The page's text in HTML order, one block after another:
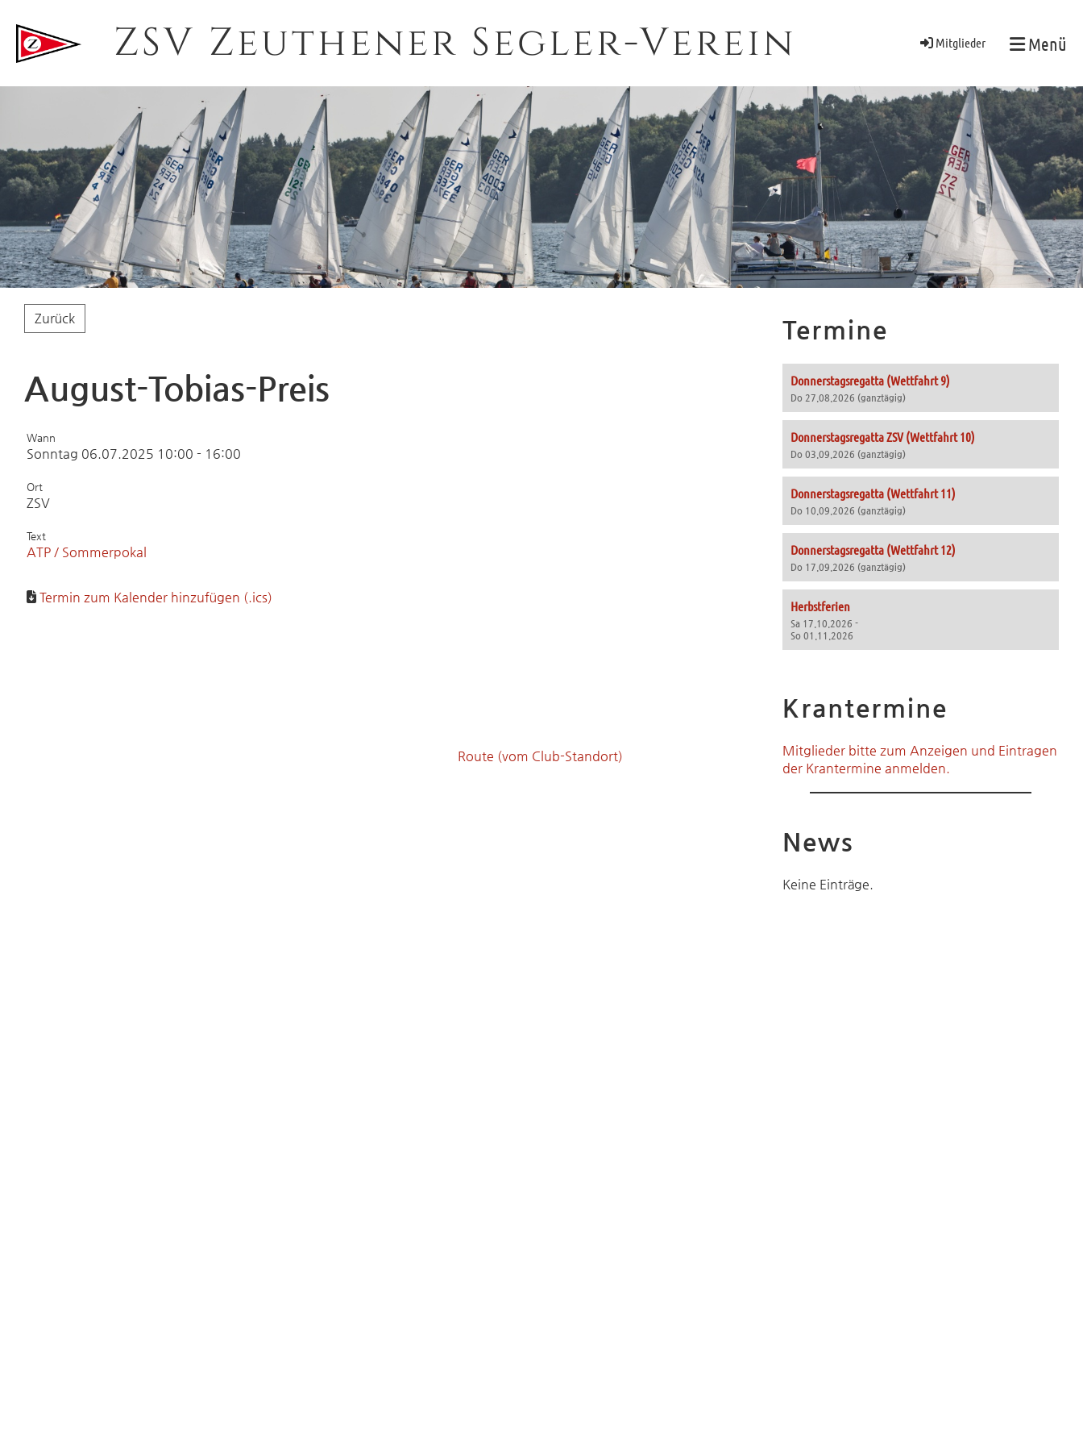
ZSV Zeuthener Segler-Verein Mitglieder Menü
Zurück
August-Tobias-Preis
Wann
Sonntag 06.07.2025 10:00 - 16:00
Ort
ZSV
Text
ATP / Sommerpokal
Termin zum Kalender hinzufügen (.ics)
Route (vom Club-Standort)
Termine
Donnerstagsregatta (Wettfahrt 9)
Do 27.08.2026 (ganztägig)
Donnerstagsregatta ZSV (Wettfahrt 10)
Do 03.09.2026 (ganztägig)
Donnerstagsregatta (Wettfahrt 11)
Do 10.09.2026 (ganztägig)
Donnerstagsregatta (Wettfahrt 12)
Do 17.09.2026 (ganztägig)
Herbstferien
Sa 17.10.2026 -
So 01.11.2026
Krantermine
Mitglieder bitte zum Anzeigen und Eintragen
der Krantermine anmelden.
News
Keine Einträge.